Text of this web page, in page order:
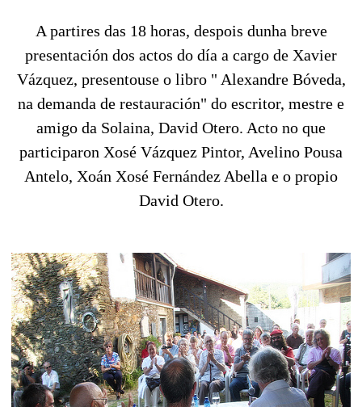
A partires das 18 horas, despois dunha breve
presentación dos actos do día a cargo de Xavier
Vázquez, presentouse o libro " Alexandre Bóveda,
na demanda de restauración" do escritor, mestre e
amigo da Solaina, David Otero. Acto no que
participaron Xosé Vázquez Pintor, Avelino Pousa
Antelo, Xoán Xosé Fernández Abella e o propio
David Otero.